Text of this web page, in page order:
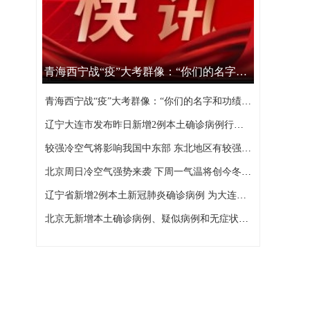
青海西宁战“疫”大考群像：“你们的名字和功绩，西宁不会忘记”
青海西宁战“疫”大考群像：“你们的名字和功绩，西宁不会忘记”
辽宁大连市发布昨日新增2例本土确诊病例行程轨迹
较强冷空气将影响我国中东部 东北地区有较强降雪
北京周日冷空气强势来袭 下周一气温将创今冬以来新低
辽宁省新增2例本土新冠肺炎确诊病例 为大连市报告
北京无新增本土确诊病例、疑似病例和无症状感染者